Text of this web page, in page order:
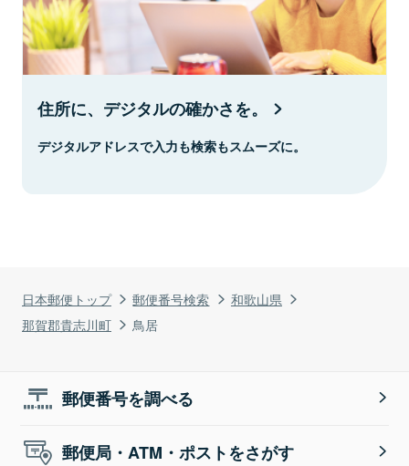
日本郵便トップ 郵便番号検索
和歌山県
那賀郡貴志川町
鳥居
住所に、デジタルの確かさを。
デジタルアドレスで入力も検索もスムーズに。
郵便番号を調べる
郵便局・ATM・ポストをさがす